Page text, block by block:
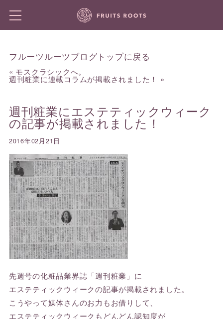
フルーツルーツブログトップに戻る
« モスクラシックへ。
週刊粧業に連載コラムが掲載されました！ »
週刊粧業にエステティックウィーク
の記事が掲載されました！
2016年02月21日
先週号の化粧品業界誌「週刊粧業」に
エステティックウィークの記事が掲載されました。
こうやって媒体さんのお力もお借りして、
エステティックウィークもどんどん認知度が